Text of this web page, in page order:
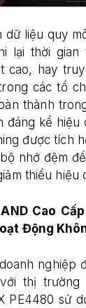
dữ liệu quy
lại thời gian
cao, hay
các tổ
thành
đáng kể hiệu
được tích
nhớ đệm
thiểu hiệu
Cao
Động
nghiệp
thị trường
PE4480 sử